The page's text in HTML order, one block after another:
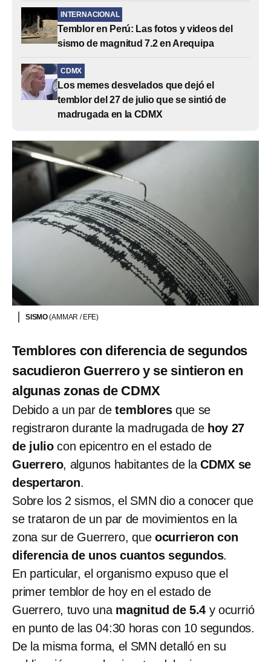
INTERNACIONAL
Temblor en Perú: Las fotos y videos del
sismo de magnitud 7.2 en Arequipa
CDMX
Los memes desvelados que dejó el
temblor del 27 de julio que se sintió de
madrugada en la CDMX
SISMO(AMMAR / EFE)
Temblores con diferencia de segundos
sacudieron Guerrero y se sintieron en
algunas zonas de CDMX
Debido a un par detembloresque se
registraron durante la madrugada de hoy 27
de julio con epicentro en el estado de
Guerrero, algunos habitantes de laCDMX se
despertaron.
Sobre los 2 sismos, el SMN dio a conocer que
se trataron de un par de movimientos en la
zona sur de Guerrero, que ocurrieron con
diferencia de unos cuantos segundos.
En particular, el organismo expuso que el
primer temblor de hoy en el estado de
Guerrero, tuvo una magnitud de 5.4 y ocurrió
en punto de las 04:30 horas con 10 segundos.
De la misma forma, el SMN detalló en su